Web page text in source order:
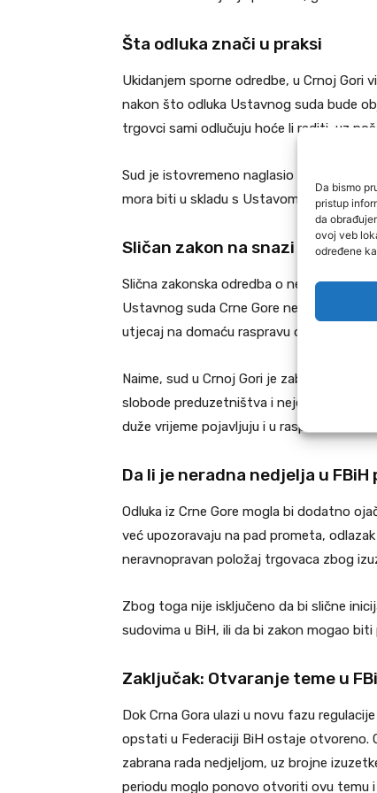
Da bismo
pristup
da
ovoj veb
određene
Šta odluka znači u praksi
Ukidanjem sporne odredbe, u Crnoj Gori
nakon što odluka Ustavnog suda bude
trgovci sami odlučuju hoće li raditi, uz
Sud je istovremeno naglasio da
mora biti u skladu s Ustavom.
Sličan zakon na snazi i u FBiH
Slična zakonska odredba o neradnoj
Ustavnog suda Crne Gore nema pravno
utjecaj na domaću raspravu o ovom
Naime, sud u Crnoj Gori je zabranu rada
slobode preduzetništva i nejednakog
duže vrijeme pojavljuju i u raspravama u
Da li je neradna nedjelja u
Odluka iz Crne Gore mogla bi dodatno
već upozoravaju na pad prometa,
neravnopravan položaj trgovaca zbog
Zbog toga nije isključeno da bi slične
sudovima u BiH, ili da bi zakon mogao
Zaključak: Otvaranje teme u
Dok Crna Gora ulazi u novu fazu
opstati u Federaciji BiH ostaje otvoreno.
zabrana rada nedjeljom, uz brojne
periodu moglo ponovo otvoriti ovu temu i